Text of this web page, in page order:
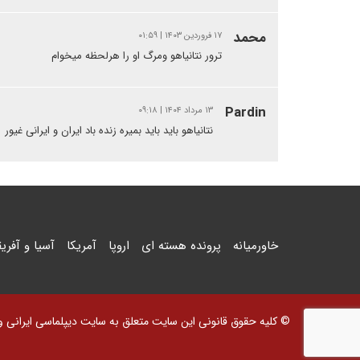
محمد ۱۷ فروردین ۱۴۰۳ | ۰۱:۵۹
ترور نتانیاهو ومرگ او را هرلحظه میخوام
Pardin ۱۳ مرداد ۱۴۰۴ | ۰۹:۱۸
نتانیاهو باید باید بمیره زنده باد ایران و ایرانی غیور
خاورمیانه پرونده هسته ای اروپا آمریکا آسیا و
© کلیه حقوق قانونی این سایت متعلق به سایت دیپلماسی ایرانی و